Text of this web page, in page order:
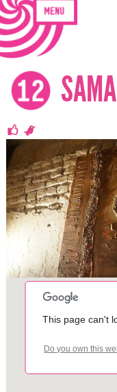
This page can't
Do you own this